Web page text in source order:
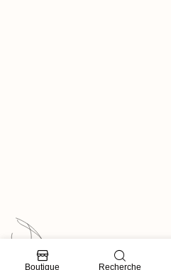
Boutique Recherche